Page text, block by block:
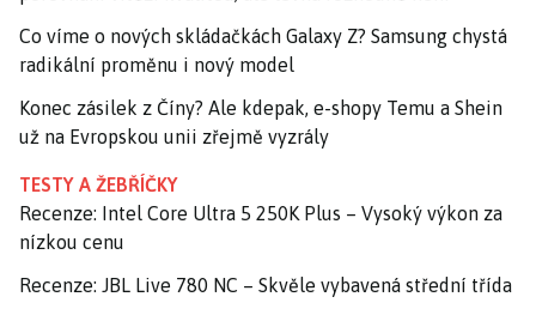
Co víme o nových skládačkách Galaxy Z? Samsung chystá
radikální proměnu i nový model
Konec zásilek z Číny? Ale kdepak, e-shopy Temu a Shein
už na Evropskou unii zřejmě vyzrály
TESTY A ŽEBŘÍČKY
Recenze: Intel Core Ultra 5 250K Plus – Vysoký výkon za
nízkou cenu
Recenze: JBL Live 780 NC – Skvěle vybavená střední třída